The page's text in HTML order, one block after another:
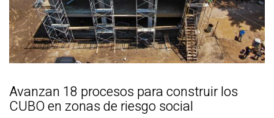
Avanzan 18 procesos para construir los
CUBO en zonas de riesgo social